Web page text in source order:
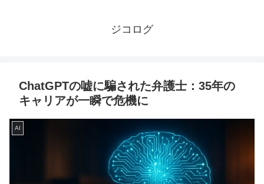
ジコログ
ChatGPTの嘘に騙された弁護士：35年の
キャリアが一瞬で危機に
AI